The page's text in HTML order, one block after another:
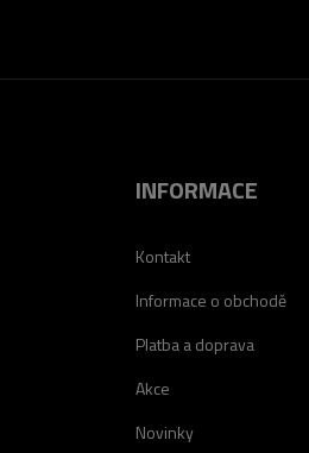
INFORMACE
Kontakt
Informace o obchodě
Platba a doprava
Akce
Novinky